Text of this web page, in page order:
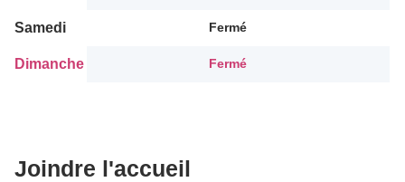
Samedi Fermé
Dimanche Fermé
Joindre l'accueil